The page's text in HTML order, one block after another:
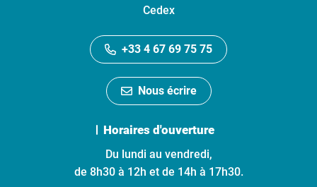
Cedex
+33 4 67 69 75 75
Nous écrire
Horaires d'ouverture
Du lundi au vendredi,
de 8h30 à 12h et de 14h à 17h30.